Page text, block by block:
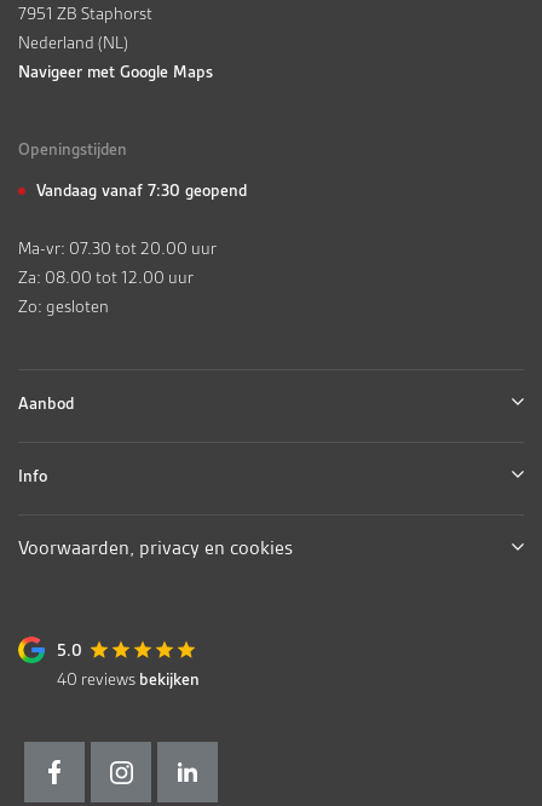
7951 ZB Staphorst
Nederland (NL)
Navigeer met Google Maps
Openingstijden
Vandaag vanaf 7:30 geopend
Ma-vr: 07.30 tot 20.00 uur
Za: 08.00 tot 12.00 uur
Zo: gesloten
Aanbod
Info
5.0
40 reviews bekijken
Voorwaarden, privacy en cookies